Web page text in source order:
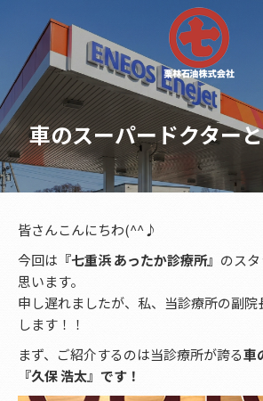
車のスーパードクター
皆さんこんにちわ(^^♪
今回は 『七重浜 あったか診療所』 のス
思います。
申し遅れましたが、私、当診療所の副院
します！！
まず、ご紹介するのは当診療所が誇る車
『久保 浩太』です！